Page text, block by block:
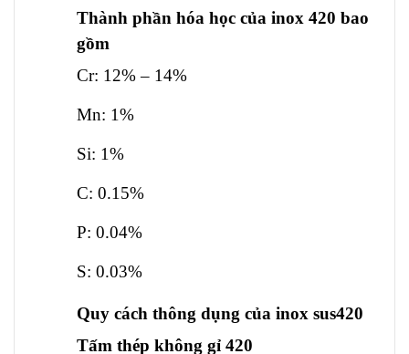
Thành phần hóa học của inox 420 bao
gồm
Cr: 12% – 14%
Mn: 1%
Si: 1%
C: 0.15%
P: 0.04%
S: 0.03%
Quy cách thông dụng của inox sus420
Tấm thép không gỉ 420